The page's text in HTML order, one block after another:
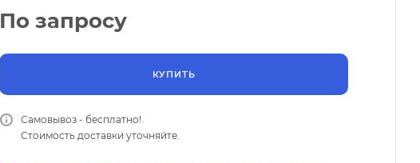
По запросу
КУПИТЬ
Самовывоз - бесплатно!
Стоимость доставки уточняйте.